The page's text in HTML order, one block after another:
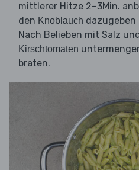
mittlerer Hitze 2–3Min.
den Knoblauch dazugeben
Nach Belieben mit Salz
Kirschtomaten
braten.